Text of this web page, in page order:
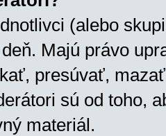
(alebo
Majú právo
presúvať,
sú od toho,
materiál.